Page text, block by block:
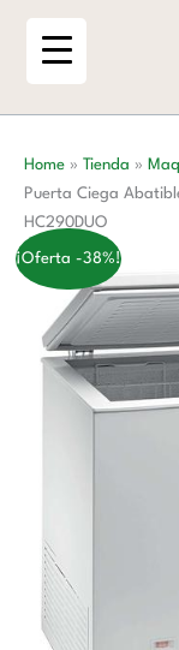
Home » Tienda »
Puerta Ciega
HC290DUO
¡Oferta -38%!
Abatible
de
1090
x860h
mm
AVEIRO
HC290DUO
cantidad